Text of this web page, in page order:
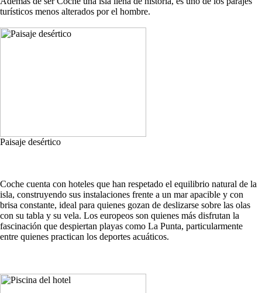
turísticos menos alterados por el hombre.
Paisaje desértico
Coche cuenta con hoteles que han respetado el equilibrio natural de la
isla, construyendo sus instalaciones frente a un mar apacible y con
brisa constante, ideal para quienes gozan de deslizarse sobre las olas
con su tabla y su vela. Los europeos son quienes más disfrutan la
fascinación que despiertan playas como La Punta, particularmente
entre quienes practican los deportes acuáticos.